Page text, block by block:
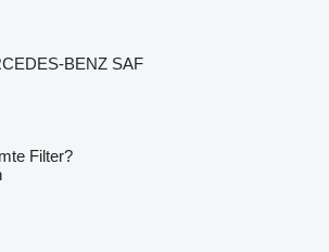
BENZ SAF
Filter?